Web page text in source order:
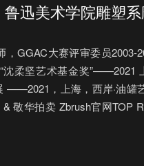
迅美术学院雕塑
，GGAC大赛评审委员
柔坚艺术基金奖”——2021
——2021，上海，西岸·油罐
敬华拍卖 Zbrush官网TOP